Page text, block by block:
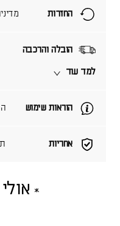
אחריות
הוראות שימוש
הובלה והרכבה
למד עוד
החזרות